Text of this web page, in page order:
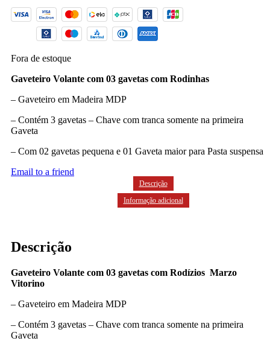
Fora de estoque
Gaveteiro Volante com 03 gavetas com Rodinhas
– Gaveteiro em Madeira MDP
– Contém 3 gavetas – Chave com tranca somente na primeira
Gaveta
– Com 02 gavetas pequena e 01 Gaveta maior para Pasta suspensa
Email to a friend
Descrição
Informação adicional
Descrição
Gaveteiro Volante com 03 gavetas com Rodízios Marzo
Vitorino
– Gaveteiro em Madeira MDP
– Contém 3 gavetas – Chave com tranca somente na primeira
Gaveta